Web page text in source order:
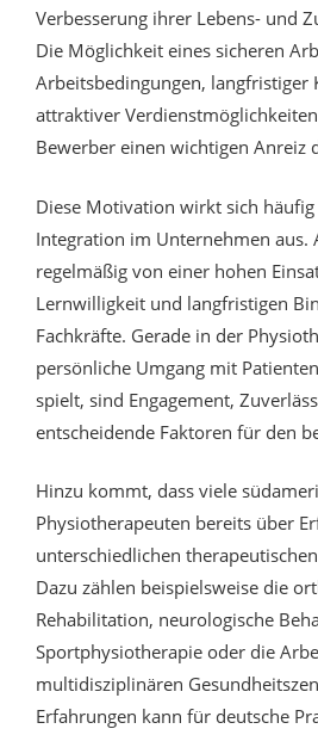
Verbesserung ihrer Lebens- und
Die Möglichkeit eines sicheren
Arbeitsbedingungen, langfristiger
attraktiver
Bewerber einen wichtigen Anreiz
Diese Motivation wirkt sich
Integration im Unternehmen aus.
regelmäßig von einer hohen
Lernwilligkeit und langfristigen
Fachkräfte. Gerade in der
persönliche Umgang mit
spielt, sind Engagement,
entscheidende Faktoren für den
Hinzu kommt, dass viele
Physiotherapeuten bereits über
unterschiedlichen
Dazu zählen beispielsweise die
Rehabilitation, neurologische
Sportphysiotherapie oder die
multidisziplinären
Erfahrungen kann für deutsche